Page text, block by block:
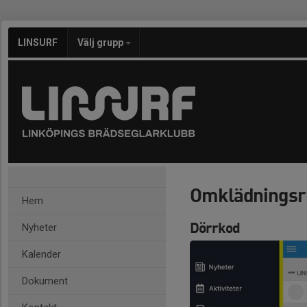
LINSURF Välj grupp
Hem
Nyheter
Kalender
Dokument
Dörrkod